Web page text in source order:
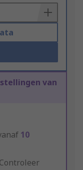
van
10